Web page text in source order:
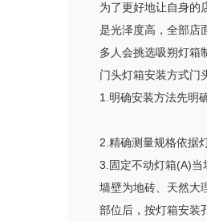
为了更好地让自身的
是光泽度高，全部店
多人会挑选吸朔灯箱
门头灯箱安装方式门
1.明确安装方法先明
2.精确测量规格依据
3.固定不动灯箱(A)当
墙壁为地砖、天然大
部位后，按灯箱安装